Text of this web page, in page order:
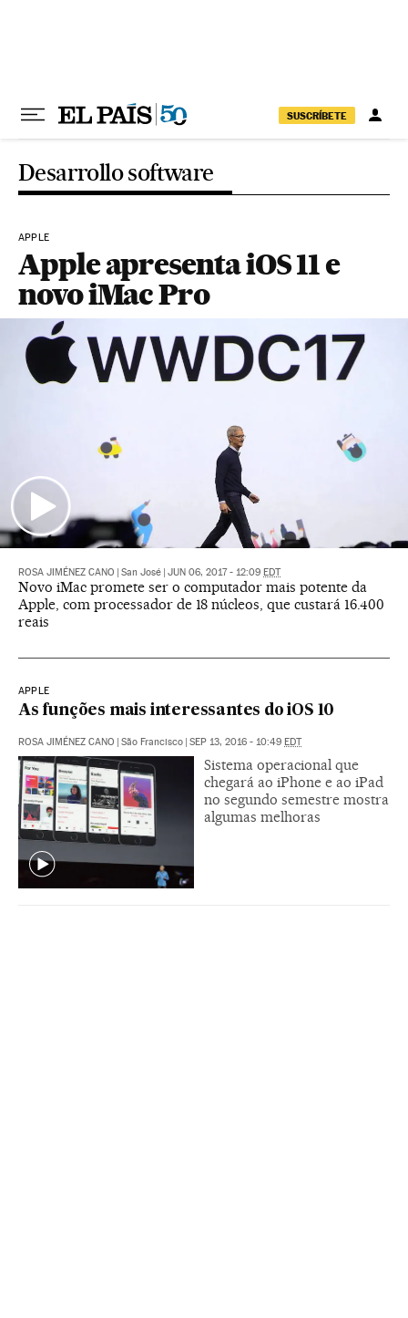
SUSCRÍBETE
Desarrollo software
APPLE
Apple apresenta iOS 11 e
novo iMac Pro
ROSA JIMÉNEZ CANO San José JUN 06, 2017 - 12:09 EDT
Novo iMac promete ser o computador mais potente da
Apple, com processador de 18 núcleos, que custará 16.400
reais
APPLE
As funções mais interessantes do iOS 10
ROSA JIMÉNEZ CANO São Francisco SEP 13, 2016 - 10:49 EDT
Sistema operacional que
chegará ao iPhone e ao iPad
no segundo semestre mostra
algumas melhoras